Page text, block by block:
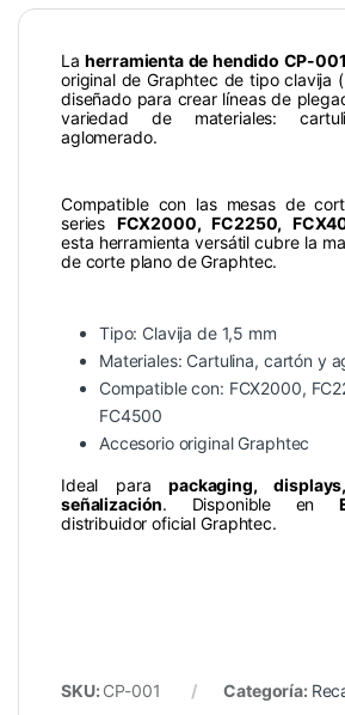
Laherramienta de hendido CP-001
original de Graphtec de tipo clavija
diseñado para crear líneas de
variedad de materiales:
aglomerado.
Compatible con las mesas de
series FCX2000, FC2250,
esta herramienta versátil cubre la
de corte plano de Graphtec.
Tipo: Clavija de 1,5 mm
Materiales: Cartulina, cartón y
Compatible con: FCX2000,
FC4500
Accesorio original Graphtec
Ideal parapackaging,
señalización. Disponible en
distribuidor oficial Graphtec.
SKU: CP-001 Categoría: